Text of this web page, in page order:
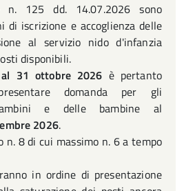
n. 125 dd. 14.07.2026 sono
iscrizione e accoglienza delle
al servizio nido d'infanzia
disponibili.
31 ottobre 2026 è pertanto
domanda per gli
e delle bambine al
2026.
n. 8 di cui massimo n. 6 a tempo
in ordine di presentazione